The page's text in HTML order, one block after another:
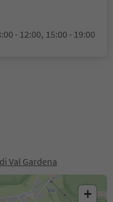
- 12:00, 15:00 - 19:00
Val Gardena
+